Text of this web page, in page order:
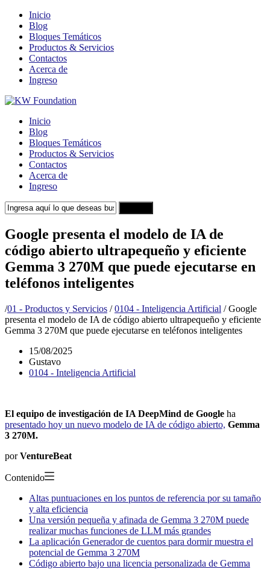
Inicio
Blog
Bloques Temáticos
Productos & Servicios
Contactos
Acerca de
Ingreso
Inicio
Blog
Bloques Temáticos
Productos & Servicios
Contactos
Acerca de
Ingreso
Google presenta el modelo de IA de
código abierto ultrapequeño y eficiente
Gemma 3 270M que puede ejecutarse en
teléfonos inteligentes
/01 - Productos y Servicios / 0104 - Inteligencia Artificial /Google
presenta el modelo de IA de código abierto ultrapequeño y eficiente
Gemma 3 270M que puede ejecutarse en teléfonos inteligentes
15/08/2025
Gustavo
0104 - Inteligencia Artificial
El equipo de investigación de IA DeepMind de Google ha
presentado hoy un nuevo modelo de IA de código abierto, Gemma
3 270M.
porVentureBeat
Contenido
Altas puntuaciones en los puntos de referencia por su tamaño
y alta eficiencia
Una versión pequeña y afinada de Gemma 3 270M puede
realizar muchas funciones de LLM más grandes
La aplicación Generador de cuentos para dormir muestra el
potencial de Gemma 3 270M
Código abierto bajo una licencia personalizada de Gemma